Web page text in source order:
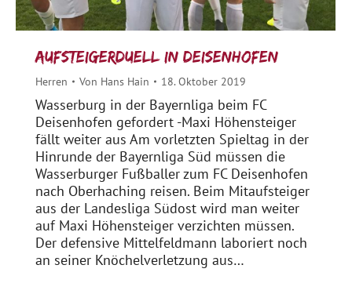
Aufsteigerduell in Deisenhofen
Herren Von Hans Hain 18. Oktober 2019
Wasserburg in der Bayernliga beim FC
Deisenhofen gefordert -Maxi Höhensteiger
fällt weiter aus Am vorletzten Spieltag in der
Hinrunde der Bayernliga Süd müssen die
Wasserburger Fußballer zum FC Deisenhofen
nach Oberhaching reisen. Beim Mitaufsteiger
aus der Landesliga Südost wird man weiter
auf Maxi Höhensteiger verzichten müssen.
Der defensive Mittelfeldmann laboriert noch
an seiner Knöchelverletzung aus…